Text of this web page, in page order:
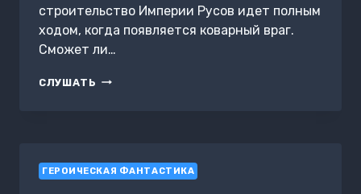
строительство Империи Русов идет полным
ходом, когда появляется коварный враг.
Сможет ли…
СЛУШАТЬ ПРОМЕТЕЙ:
ГЕРОИЧЕСКАЯ ФАНТАСТИКА